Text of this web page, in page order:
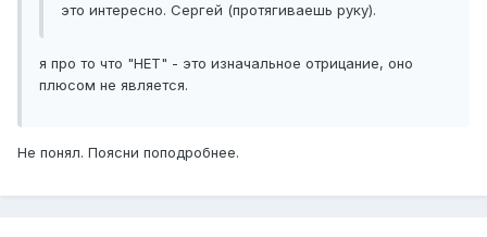
это интересно. Сергей (протягиваешь руку).
я про то что "НЕТ" - это изначальное отрицание, оно
плюсом не является.
Не понял. Поясни поподробнее.